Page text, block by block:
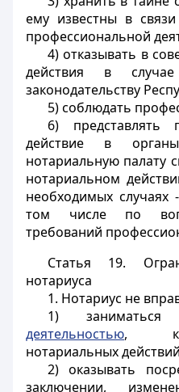
ему известны в
профессиональной
4) отказывать в
действия в случае
законодательству
5) соблюдать
6)
действие в
нотариальную палату
нотариальном
необходимых
том числе по
требований
Статья 19.
нотариуса
1. Нотариус не
1)
деятельностью,
нотариальных
2) оказывать
заключении,